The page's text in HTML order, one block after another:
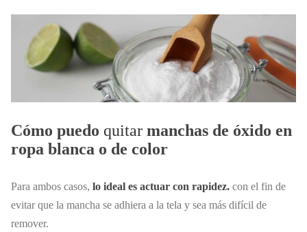
Cómo puedo quitar manchas de óxido en
ropa blanca o de color
Para ambos casos, lo ideal es actuar con rapidez. con el fin de
evitar que la mancha se adhiera a la tela y sea más difícil de
remover.